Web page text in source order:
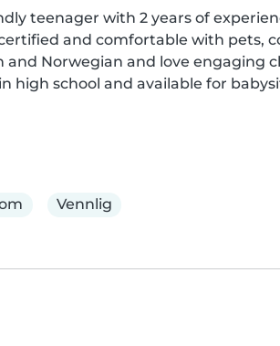
teenager with 2 years of
and comfortable with pets,
and Norwegian and love engaging
high school and available for
Vennlig